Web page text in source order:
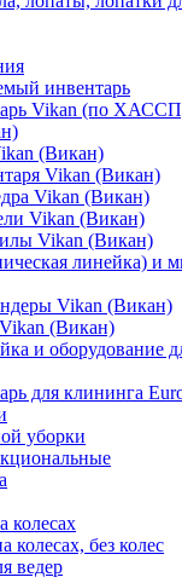
инвентарь
Vikan (по
(Викан)
Vikan (Викан)
Vikan (Викан)
Vikan (Викан)
Vikan (Викан)
линейка) и
Vikan (Викан)
(Викан)
и оборудование
для клининга
уборки
колесах
колесах, без колес
ведер